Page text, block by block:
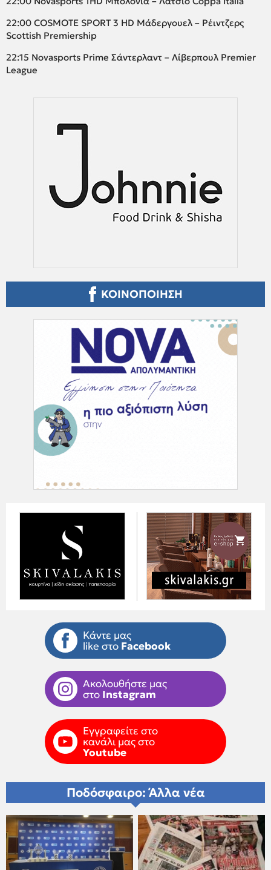
22:00 COSMOTE SPORT 3 HD Μάδεργουελ – Ρέιντζερς
Scottish Premiership
22:15 Novasports Prime Σάντερλαντ – Λίβερπουλ Premier
League
ΚΟΙΝΟΠΟΙΗΣΗ
Κάντε μας
like στο Facebook
Ακολουθήστε μας
στο Instagram
Εγγραφείτε στο
κανάλι μας στο
Youtube
Ποδόσφαιρο: Άλλα νέα